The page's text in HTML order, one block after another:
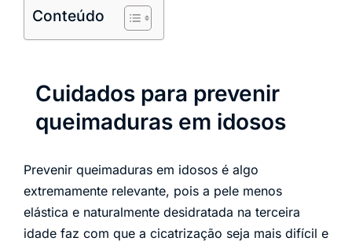
Conteúdo
Cuidados para prevenir
queimaduras em idosos
Prevenir queimaduras em idosos é algo
extremamente relevante, pois a pele menos
elástica e naturalmente desidratada na terceira
idade faz com que a cicatrização seja mais difícil e